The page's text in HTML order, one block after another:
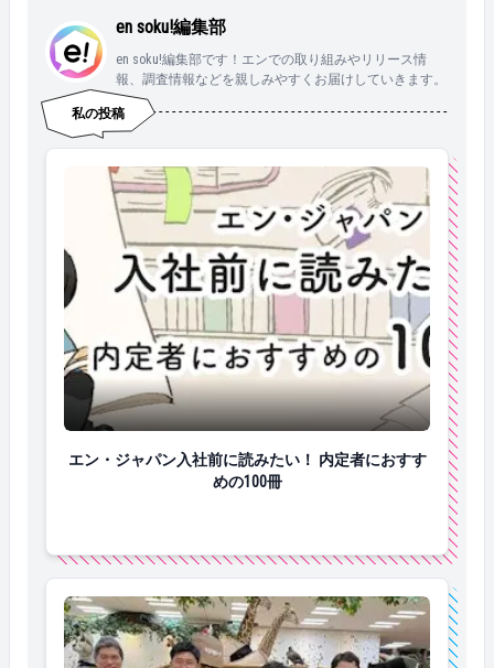
en soku!編集部
en soku!編集部です！エンでの取り組みやリリース情
報、調査情報などを親しみやすくお届けしていきます。
私の投稿
エン・ジャパン入社前に読みたい！ 内定者におすす
エン・ジャパン入社前に読みたい！ 内定者におすす
めの100冊